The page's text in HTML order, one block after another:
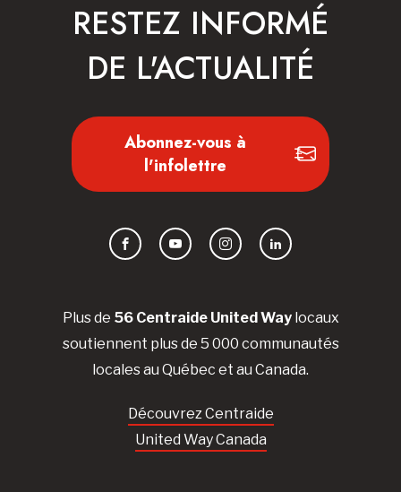
Plus de 56 Centraide United Waylocaux
soutiennent plus de 5 000 communautés
locales au Québec et au Canada.
Découvrez Centraide
United Way Canada
RESTEZ INFORMÉ
DE L'ACTUALITÉ
Abonnez-vous à
l'infolettre
FacebookYouTubeInstagramLinkedIn